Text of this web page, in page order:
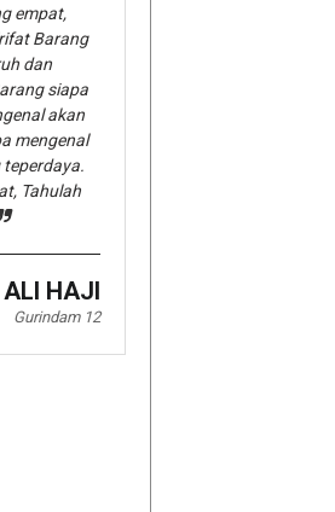
empat,
Barang
dan
siapa
akan
mengenal
teperdaya.
Tahulah
HAJI
Gurindam 12